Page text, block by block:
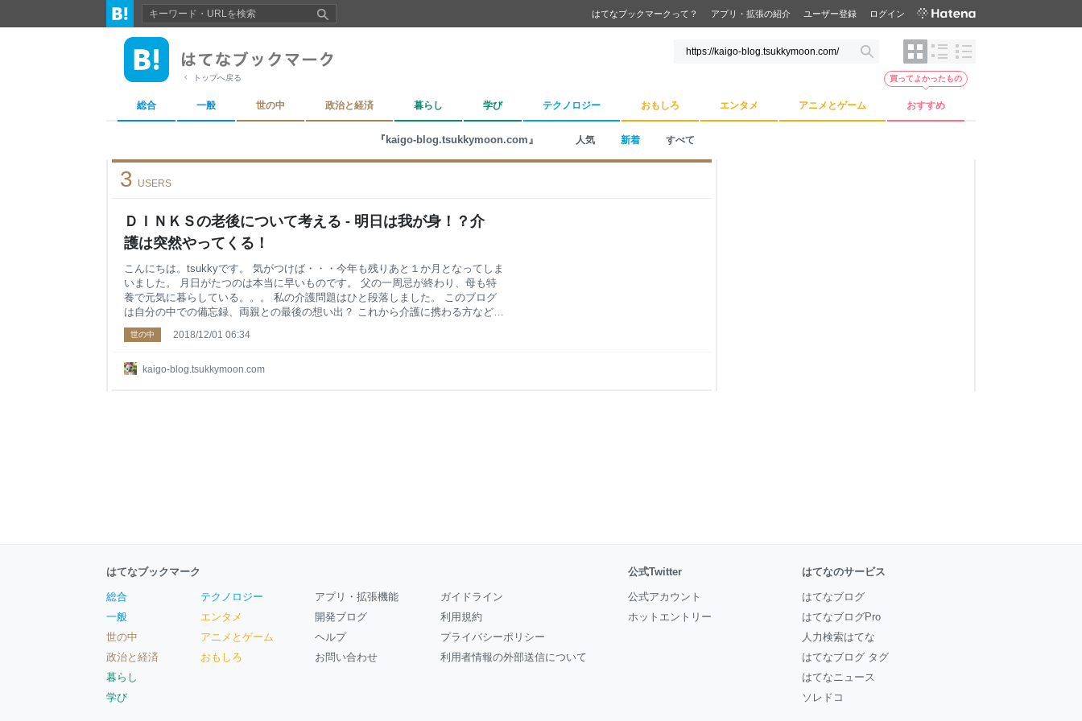
はてなブックマークって？ アプリ・拡張の紹介 ユーザー登録 ログイン
トップへ戻る
総合 一般 世の中 政治と経済 暮らし 学び テクノロジー おもしろ エンタメ アニメとゲーム おすすめ
買ってよかったもの
『kaigo-blog.tsukkymoon.com』 人気 新着 すべて
ＤＩＮＫＳの老後について考える - 明日は我が身！？介
護は突然やってくる！
3 USERS
kaigo-blog.tsukkymoon.com
こんにちは。tsukkyです。 気がつけば・・・今年も残りあと１か月となってしま
いました。 月日がたつのは本当に早いものです。 父の一周忌が終わり、母も特
養で元気に暮らしている。。。 私の介護問題はひと段落しました。 このブログ
は自分の中での備忘録、両親との最後の想い出？ これから介護に携わる方など
に、私のブログがお役にたってくれれば、と言う思いから始めました。 更新する
頻度は少なくなってしまいましたが、これからも何か思うことがあれば更新した
に、介護の掲示板で悩みを相談してアドバイス頂けてとても助かりました。 その
世の中 2018/12/01 06:34
はてなブックマーク
総合
一般
世の中
政治と経済
暮らし
学び
テクノロジー
エンタメ
アニメとゲーム
おもしろ
アプリ・拡張機能
開発ブログ
ヘルプ
お問い合わせ
ガイドライン
利用規約
プライバシーポリシー
利用者情報の外部送信について
公式Twitter
公式アカウント
ホットエントリー
はてなのサービス
はてなブログ
はてなブログPro
人力検索はてな
はてなブログ タグ
はてなニュース
ソレドコ